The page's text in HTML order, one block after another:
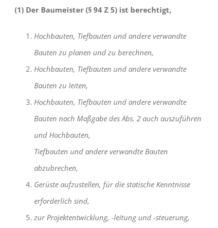
(1) Der Baumeister (§ 94 Z 5) ist berechtigt,
Hochbauten, Tiefbauten und andere verwandte
Bauten zu planen und zu berechnen,
Hochbauten, Tiefbauten und andere verwandte
Bauten zu leiten,
Hochbauten, Tiefbauten und andere verwandte
Bauten nach Maßgabe des Abs. 2 auch auszuführen
und Hochbauten,
Tiefbauten und andere verwandte Bauten
abzubrechen,
Gerüste aufzustellen, für die statische Kenntnisse
erforderlich sind,
zur Projektentwicklung, -leitung und -steuerung,